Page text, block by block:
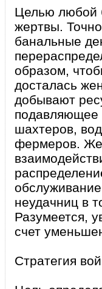
Целью любой
жертвы.
банальные
образом,
досталась
добывают
подавляющее
шахтеров,
фермеров.
неудачниц в
Разумеется,
счет
Стратегия